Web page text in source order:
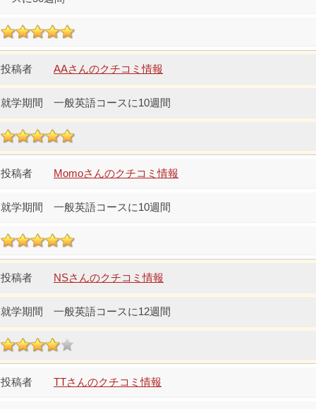
AAさんのクチコミ情報
一般英語コースに10週間
Momoさんのクチコミ情報
一般英語コースに10週間
NSさんのクチコミ情報
一般英語コースに12週間
TTさんのクチコミ情報